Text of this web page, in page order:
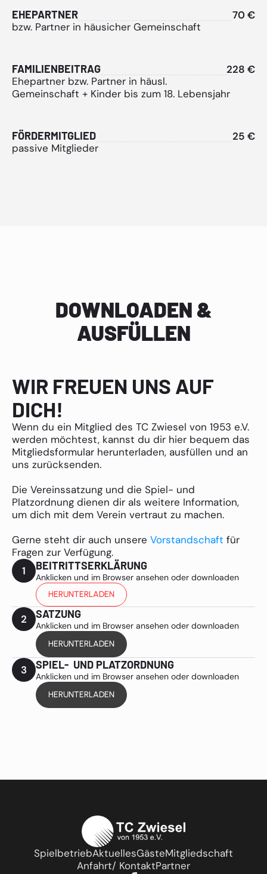
EHEPARTNER
70 €
bzw. Partner in häusicher Gemeinschaft
FAMILIENBEITRAG
228 €
Ehepartner bzw. Partner in häusl.
Gemeinschaft + Kinder bis zum 18. Lebensjahr
FÖRDERMITGLIED
25 €
passive Mitglieder
DOWNLOADEN &
AUSFÜLLEN
WIR FREUEN UNS AUF
DICH!
Wenn du ein Mitglied des TC Zwiesel von 1953 e.V.
werden möchtest, kannst du dir hier bequem das
Mitgliedsformular herunterladen, ausfüllen und an
uns zurücksenden.
Die Vereinssatzung und die Spiel- und
Platzordnung dienen dir als weitere Information,
um dich mit dem Verein vertraut zu machen.
Gerne steht dir auch unsere Vorstandschaft für
Fragen zur Verfügung.
1
BEITRITTSERKLÄRUNG
Anklicken und im Browser ansehen oder downloaden
HERUNTERLADEN
2 SATZUNG
Anklicken und im Browser ansehen oder downloaden
HERUNTERLADEN
3 SPIEL- UND PLATZORDNUNG
Anklicken und im Browser ansehen oder downloaden
HERUNTERLADEN
SpielbetriebAktuellesGästeMitgliedschaft
Anfahrt/ KontaktPartner